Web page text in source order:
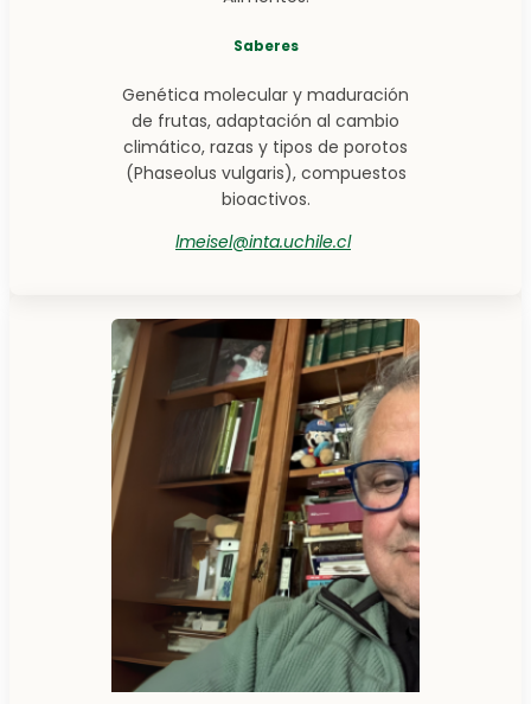
Saberes
Genética molecular y maduración
de frutas, adaptación al cambio
climático, razas y tipos de porotos
(Phaseolus vulgaris), compuestos
bioactivos.
lmeisel@inta.uchile.cl